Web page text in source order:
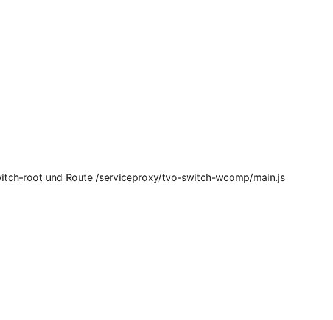
root und Route /serviceproxy/tvo-switch-wcomp/main.js